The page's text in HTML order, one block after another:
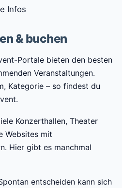
Infos
& buchen
Portale bieten den besten
Veranstaltungen.
Kategorie – so findest du
Konzerthallen, Theater
Websites mit
Hier gibt es manchmal
entscheiden kann sich